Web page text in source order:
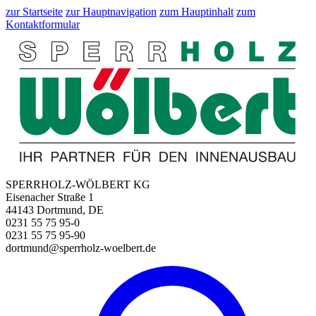
zur Startseite zur Hauptnavigation zum Hauptinhalt zum
Kontaktformular
SPERRHOLZ-WÖLBERT KG
Eisenacher Straße 1
44143 Dortmund, DE
0231 55 75 95-0
0231 55 75 95-90
dortmund@sperrholz-woelbert.de